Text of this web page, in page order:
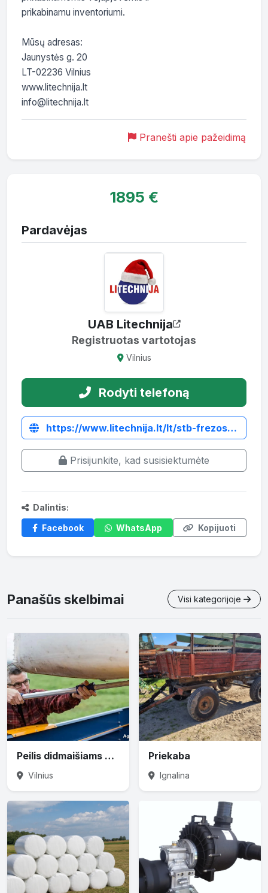
prikabinamu inventoriumi.
Mūsų adresas:
Jaunystės g. 20
LT-02236 Vilnius
www.litechnija.lt
info@litechnija.lt
Pranešti apie pažeidimą
1895 €
Pardavėjas
UAB Litechnija
Registruotas vartotojas
Vilnius
Rodyti telefoną
https://www.litechnija.lt/lt/stb-frezos/3491-zemes-dirbimo-freza-mateng-stb145.html
Prisijunkite, kad susisiektumėte
Dalintis:
Facebook
WhatsApp Kopijuoti
Panašūs skelbimai Visi kategorijoje
Peilis didmaišiams prapjauti
Vilnius
Priekaba
Ignalina